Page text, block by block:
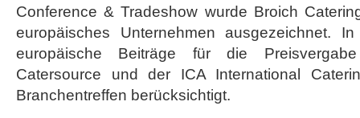
Conference & Tradeshow wurde Broich
europäisches Unternehmen ausgezeichnet.
europäische Beiträge für die
Catersource und der ICA International
Branchentreffen berücksichtigt.